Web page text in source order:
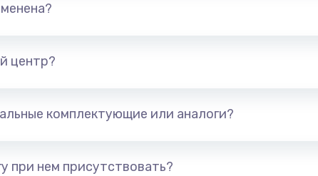
центр?
комплектующие или аналоги?
при нем присутствовать?